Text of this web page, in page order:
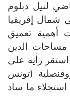
لنيل دبلوم
شمال إفريقيا
أهمية تعميق
مساحات الدين
رأيه على
(تونس
ما ساد